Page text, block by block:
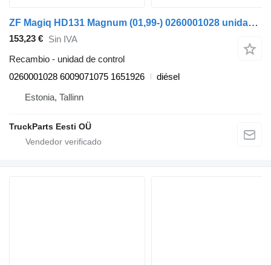
ZF Magiq HD131 Magnum (01,99-) 0260001028 unidad de control para Bova Magiq (1999-2010) autobús
153,23 € Sin IVA
Recambio - unidad de control
0260001028 6009071075 1651926
diésel
Estonia, Tallinn
TruckParts Eesti OÜ